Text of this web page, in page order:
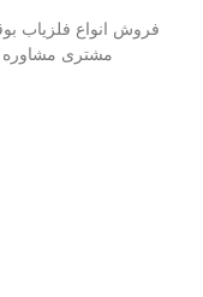
فروش انواع فلزیاب
مشتری مشاوره